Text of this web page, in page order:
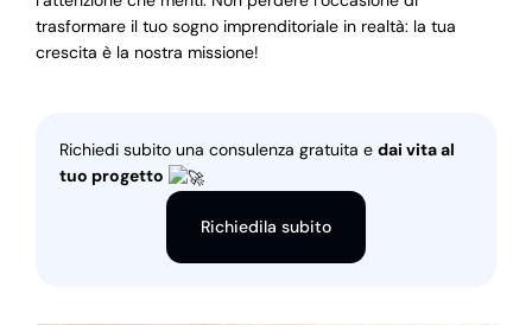
trasformare il tuo sogno imprenditoriale in realtà: la tua
crescita è la nostra missione!
Richiedi subito una consulenza gratuita e dai vita al
tuo progetto
Richiedila subito